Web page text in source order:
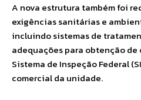
A nova estrutura também foi
exigências sanitárias e
incluindo sistemas de
adequações para obtenção
Sistema de Inspeção Federal
comercial da unidade.